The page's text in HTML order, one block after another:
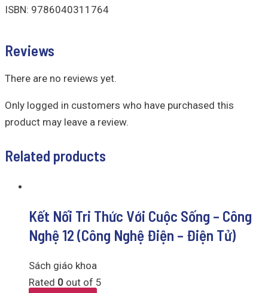
ISBN: 9786040311764
Reviews
There are no reviews yet.
Only logged in customers who have purchased this
product may leave a review.
Related products
Kết Nối Tri Thức Với Cuộc Sống – Công
Nghệ 12 (Công Nghệ Điện – Điện Tử)
Sách giáo khoa
Rated 0 out of 5